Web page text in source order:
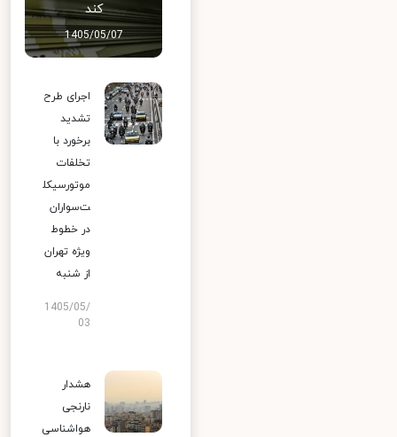
کند
1405/05/07
اجرای طرح
تشدید
برخورد با
تخلفات
موتورسیکل
ت‌سواران
در خطوط
ویژه تهران
از شنبه
1405/05/
03
هشدار
نارنجی
هواشناسی